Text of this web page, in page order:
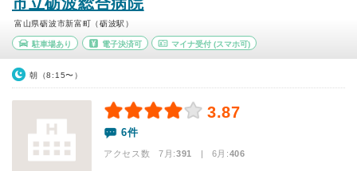
富山県砺波市新富町（砺波駅）
駐車場あり 電子決済可 マイナ受付 (スマホ可)
朝（8:15〜）
3.87
6件
アクセス数 7月:391 | 6月:406